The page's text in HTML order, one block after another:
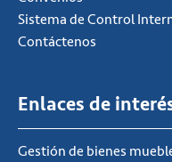
Sistema de Control
Contáctenos
Enlaces de
Gestión de bienes